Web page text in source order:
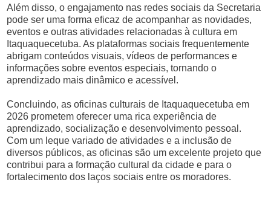
Além disso, o engajamento nas redes sociais da Secretaria
pode ser uma forma eficaz de acompanhar as novidades,
eventos e outras atividades relacionadas à cultura em
Itaquaquecetuba. As plataformas sociais frequentemente
abrigam conteúdos visuais, vídeos de performances e
informações sobre eventos especiais, tornando o
aprendizado mais dinâmico e acessível.
Concluindo, as oficinas culturais de Itaquaquecetuba em
2026 prometem oferecer uma rica experiência de
aprendizado, socialização e desenvolvimento pessoal.
Com um leque variado de atividades e a inclusão de
diversos públicos, as oficinas são um excelente projeto que
contribui para a formação cultural da cidade e para o
fortalecimento dos laços sociais entre os moradores.